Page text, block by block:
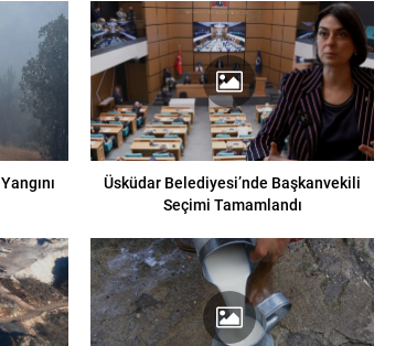
Üsküdar Belediyesi’nde Başkanvekili
Seçimi Tamamlandı